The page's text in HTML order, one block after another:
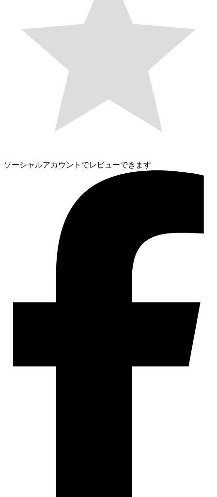
ソーシャルアカウントでレビューできます